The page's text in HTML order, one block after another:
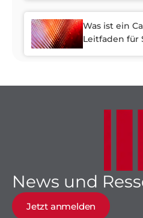
Eigenkapital
auswirken
Was ist ein
Leitfaden für
News und
Jetzt anmelden